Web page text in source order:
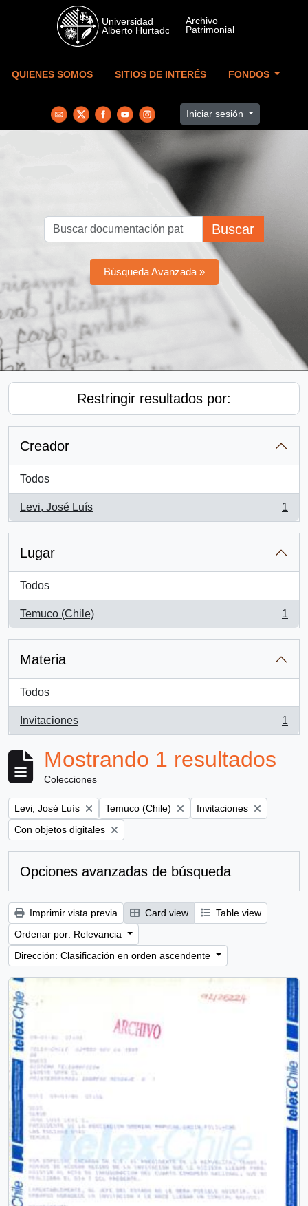
Skip to main content
QUIENES SOMOS SITIOS DE INTERÉS FONDOS
Iniciar sesión
Buscar
Búsqueda Avanzada »
Restringir resultados por:
Creador
Todos
Levi, José Luís
, 1 resultados
1
Lugar
Todos
Temuco (Chile)
, 1 resultados
1
Materia
Todos
Invitaciones
, 1 resultados
1
Mostrando 1 resultados
Colecciones
Remove filter:
Levi, José Luís Remove filter:
Temuco (Chile) Remove filter:
Invitaciones
Remove filter:
Con objetos digitales
Opciones avanzadas de búsqueda
Imprimir vista previa Card view
Table view
Ordenar por: Relevancia
Dirección: Clasificación en orden ascendente